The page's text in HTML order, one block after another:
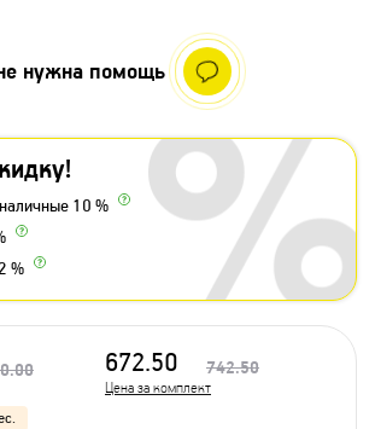
10 %
%
нужна помощь
672.50 742.50
Цена за комплект